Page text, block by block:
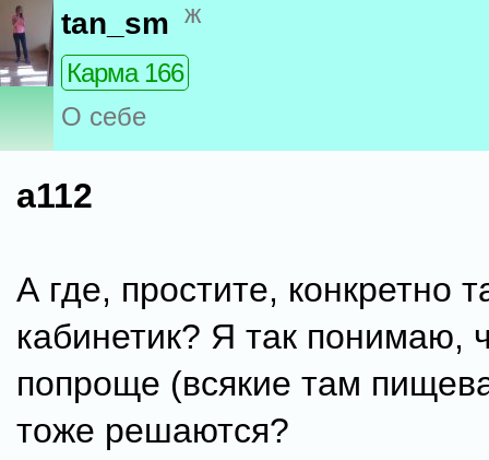
tan_sm ж
Карма 166
О себе
a112
А где, простите, конкретно
кабинетик? Я так понимаю,
попроще (всякие там
тоже решаются?